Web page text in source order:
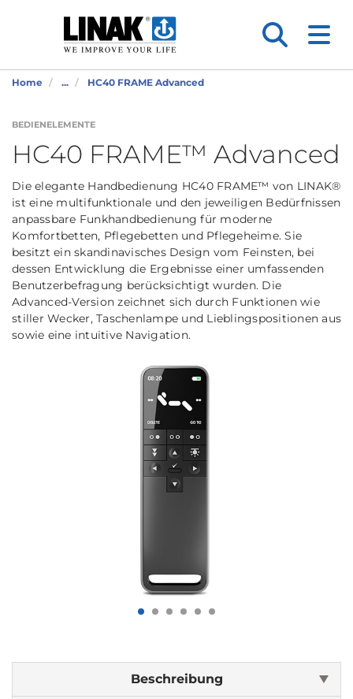
Home ... HC40 FRAME Advanced
BEDIENELEMENTE
HC40 FRAME™ Advanced
Die elegante Handbedienung HC40 FRAME™ von LINAK®
ist eine multifunktionale und den jeweiligen Bedürfnissen
anpassbare Funkhandbedienung für moderne
Komfortbetten, Pflegebetten und Pflegeheime. Sie
besitzt ein skandinavisches Design vom Feinsten, bei
dessen Entwicklung die Ergebnisse einer umfassenden
Benutzerbefragung berücksichtigt wurden. Die
Advanced-Version zeichnet sich durch Funktionen wie
stiller Wecker, Taschenlampe und Lieblingspositionen aus
sowie eine intuitive Navigation.
Beschreibung